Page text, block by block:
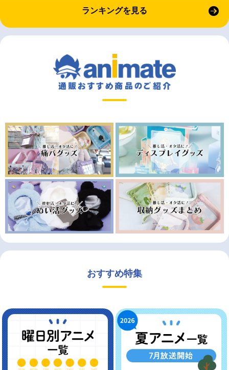
ランキングを見る
おすすめ特集